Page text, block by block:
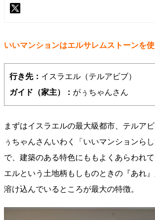
いいマンションはエルサレムストーンを
行き先： イスラエル（テルアビブ）
ガイド（家主）： がぅちゃんさん
まずはイスラエルの最大級都市、テルア
ぅちゃんさんいわく「いいマンションら
で、建築のある特色にももよくあらわれ
エルという土地柄もしものときの『あれ
溶け込んでいるところが最大の特徴。